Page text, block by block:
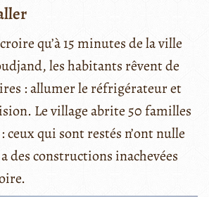
qu’à 15 minutes de la ville
les habitants rêvent de
: allumer le réfrigérateur et
Le village abrite 50 familles
ceux qui sont restés n’ont nulle
des constructions inachevées